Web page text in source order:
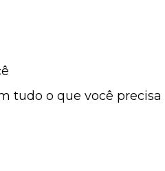
tudo o que você precisa